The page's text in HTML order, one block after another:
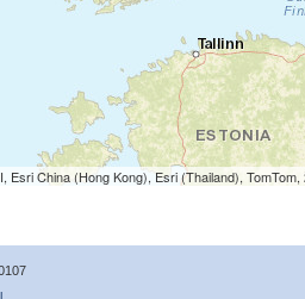
China (Hong Kong), Esri (Thailand), TomTom,